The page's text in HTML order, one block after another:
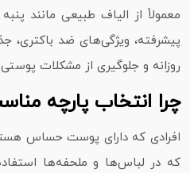
معمولاً از الیاف طبیعی مانند
پیشرفته، ویژگی‌های ضد
روزانه و جلوگیری از مشکلات
چرا انتخاب پارچه
افرادی که دارای پوست حساس
که در لباس‌ها و ملحفه‌ها